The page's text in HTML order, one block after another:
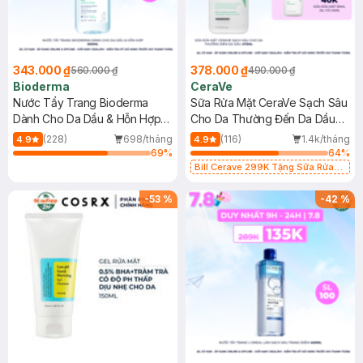
343.000 ₫560.000 ₫
Bioderma
Nước Tẩy Trang Bioderma
Dành Cho Da Dầu & Hỗn Hợp
500ml
4.9 (228)
698/tháng
69%
378.000 ₫490.000 ₫
CeraVe
Sữa Rửa Mặt CeraVe Sạch Sâu
Cho Da Thường Đến Da Dầu
473ml
4.9 (116)
1.4k/tháng
64%
Bill Cerave 299K Tặng Sữa Rửa
-53 % -42%